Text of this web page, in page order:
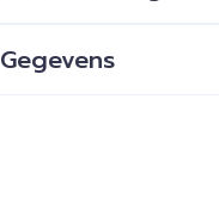
Gegevens